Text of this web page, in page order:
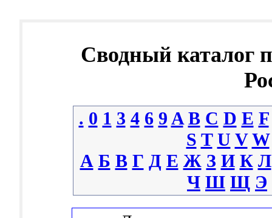
Сводный каталог
. 0 1 3 4 6 9 A B C D E F
S T U V W
А Б В Г Д Е Ж З И К Л
Ч Ш Щ Э